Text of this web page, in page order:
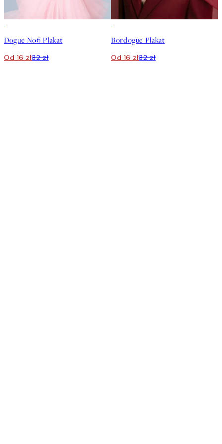
Dogue No6 Plakat
Od 16 zł32 zł
Bordogue Plakat
Od 16 zł32 zł